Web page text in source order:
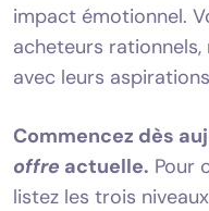
impact émotionnel.
acheteurs
avec leurs
Commencez dès
offre actuelle. Pour
listez les trois